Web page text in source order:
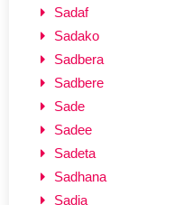
Sadaf
Sadako
Sadbera
Sadbere
Sade
Sadee
Sadeta
Sadhana
Sadia